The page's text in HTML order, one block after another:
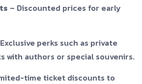
– Discounted prices for early
perks such as private
with authors or special souvenirs.
time ticket discounts to